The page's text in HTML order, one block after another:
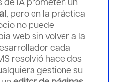
de IA prometen un
, pero en la práctica
no puede
web sin volver a la
cada
resolvió hace dos
gestione su